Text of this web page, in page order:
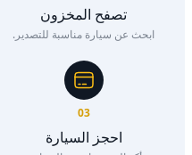
تصفح المخزون
ابحث عن سيارة مناسبة للتصدير.
03
احجز السيارة